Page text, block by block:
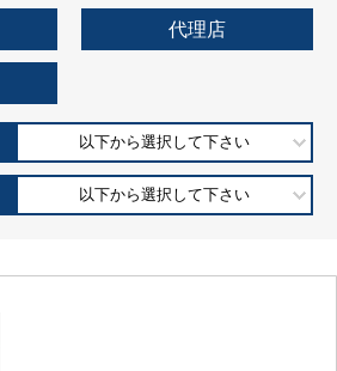
代理店
以下から選択して下さい
以下から選択して下さい